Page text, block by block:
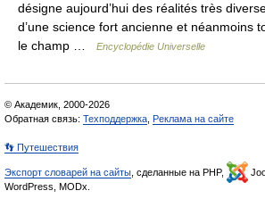
désigne aujourd’hui des réalités très
d’une science fort ancienne et néanmoins
le champ …
Encyclopédie Universelle
© Академик, 2000-2026
Обратная связь: Техподдержка Реклама на сайте
👣 Путешествия
Экспорт словарей на сайты , сделанные на PHP,
WordPress, MODx.